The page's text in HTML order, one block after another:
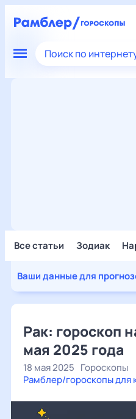
Поиск по
Все статьи Зодиак
Ваши данные для
Рак: гороскоп
мая 2025 года
18 мая 2025 Гороскопы
Рамблер/гороскопы для